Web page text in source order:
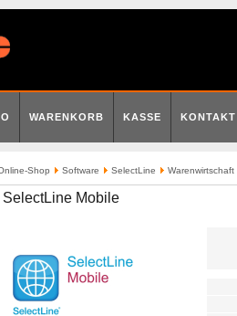
WARENKORB KASSE KONTAKT
Shop Software SelectLine Warenwirtschaft
SelectLine Mobile